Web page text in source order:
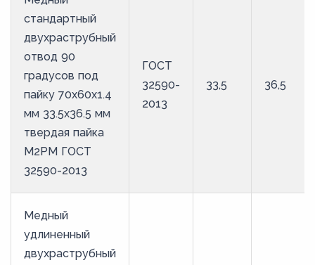
стандартный
двухраструбный
отвод 90
градусов под
пайку 70х60х1.4
мм 33.5х36.5 мм
твердая пайка
М2РМ ГОСТ
32590-2013
ГОСТ
32590-
2013
33,5 36,5
Медный
удлиненный
двухраструбный